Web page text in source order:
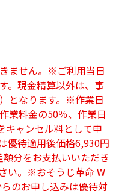
ません。※ご利用当日
。現金精算以外は、事
となります。※作業日
業料金の50％、作業日
キャンセル料として申
優待適用後価格6,930円
分をお支払いいただき
い。※おそうじ革命 W
のお申し込みは優待対